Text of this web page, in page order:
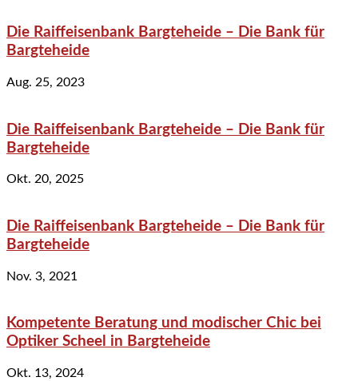
Die Raiffeisenbank Bargteheide – Die Bank für
Bargteheide
Aug. 25, 2023
Die Raiffeisenbank Bargteheide – Die Bank für
Bargteheide
Okt. 20, 2025
Die Raiffeisenbank Bargteheide – Die Bank für
Bargteheide
Nov. 3, 2021
Kompetente Beratung und modischer Chic bei
Optiker Scheel in Bargteheide
Okt. 13, 2024